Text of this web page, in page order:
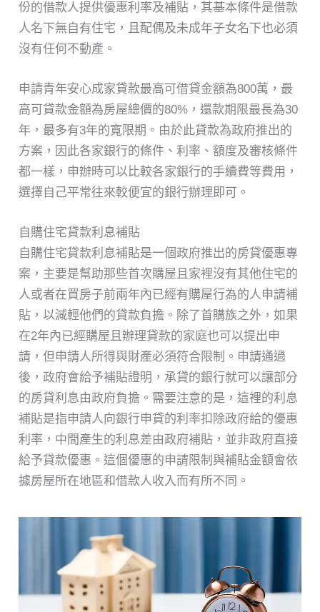
份的借款人提供優惠利率及補貼，其基本條件是借款
人名下無自有住宅，且配偶及未成年子女名下也必須
沒有任何不動產。
申請青年安心成家貸款最高可借貸金額為800萬，最
高可貸款金額為房屋總價的80%，還款期限最長為30
年，最多有3年的寬限期。由於此貸款為政府推出的
方案，因此各家銀行的條件、利率、額度及審核條件
都一樣，申辦時可以比較各家銀行的手續費等費用，
選擇自己平常往來較便宜的銀行辦理即可。
自購住宅貸款利息補貼
自購住宅貸款利息補貼是一個政府推出的房貸優惠專
案，主要是幫助那些首次購屋且家裡沒有其他住宅的
人或者在買房子前兩年內已經有購屋行為的人申請補
貼，以減輕他們的貸款負擔。除了首購族之外，如果
在2年內已經購屋且辦理貸款的家庭也可以提出申
請，但申請人所得與財產必須符合限制。申請通過
後，政府會給予補貼證明，承貸的銀行就可以讓部分
的房貸利息由政府負擔。需要注意的是，這裡的利息
補貼是指申請人向銀行申貸的利率扣除政府給的優惠
利率，中間產生的利息差由政府補貼，並非政府直接
給予貸款優惠。這個優惠的申請限制與補貼金額會依
據房屋所在地區和借款人收入而有所不同。